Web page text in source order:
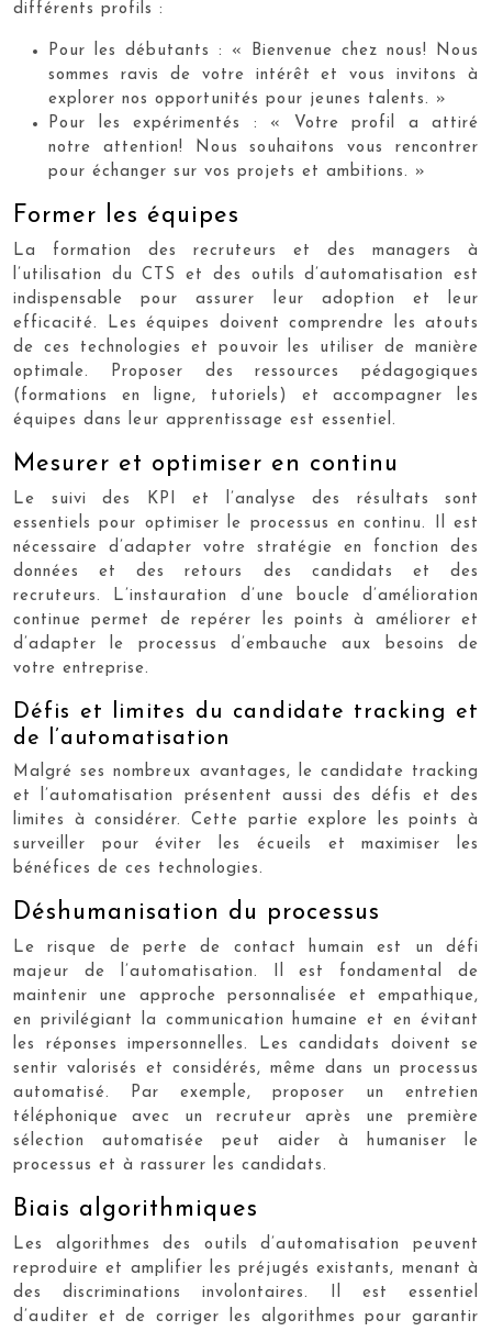
différents profils :
Pour les débutants : « Bienvenue chez nous! Nous
sommes ravis de votre intérêt et vous invitons à
explorer nos opportunités pour jeunes talents. »
Pour les expérimentés : « Votre profil a attiré
notre attention! Nous souhaitons vous rencontrer
pour échanger sur vos projets et ambitions. »
Former les équipes
La formation des recruteurs et des managers à
l’utilisation du CTS et des outils d’automatisation est
indispensable pour assurer leur adoption et leur
efficacité. Les équipes doivent comprendre les atouts
de ces technologies et pouvoir les utiliser de manière
optimale. Proposer des ressources pédagogiques
(formations en ligne, tutoriels) et accompagner les
équipes dans leur apprentissage est essentiel.
Mesurer et optimiser en continu
Le suivi des KPI et l’analyse des résultats sont
essentiels pour optimiser le processus en continu. Il est
nécessaire d’adapter votre stratégie en fonction des
données et des retours des candidats et des
recruteurs. L’instauration d’une boucle d’amélioration
continue permet de repérer les points à améliorer et
d’adapter le processus d’embauche aux besoins de
votre entreprise.
Défis et limites du candidate tracking et
de l’automatisation
Malgré ses nombreux avantages, le candidate tracking
et l’automatisation présentent aussi des défis et des
limites à considérer. Cette partie explore les points à
surveiller pour éviter les écueils et maximiser les
bénéfices de ces technologies.
Déshumanisation du processus
Le risque de perte de contact humain est un défi
majeur de l’automatisation. Il est fondamental de
maintenir une approche personnalisée et empathique,
en privilégiant la communication humaine et en évitant
les réponses impersonnelles. Les candidats doivent se
sentir valorisés et considérés, même dans un processus
automatisé. Par exemple, proposer un entretien
téléphonique avec un recruteur après une première
sélection automatisée peut aider à humaniser le
processus et à rassurer les candidats.
Biais algorithmiques
Les algorithmes des outils d’automatisation peuvent
reproduire et amplifier les préjugés existants, menant à
des discriminations involontaires. Il est essentiel
d’auditer et de corriger les algorithmes pour garantir